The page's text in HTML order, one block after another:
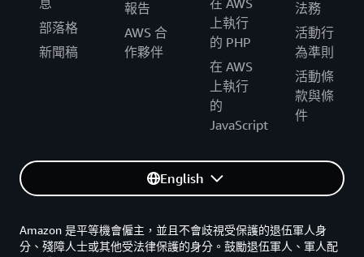
息
部落格
新聞稿
報告
AWS 合
作夥伴
在 AWS
上執行
的 PHP
在 AWS
上執行
的
JavaScript
法務
活動行
為準則
活動條
款與條
件
English
Amazon 是平等機會僱主，並且不會歧視受保護的退伍軍人身
分、殘障人士或其他受法律保護的身分。鼓勵退伍軍人、軍人配